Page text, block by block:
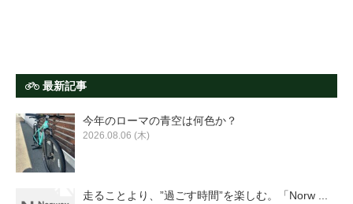
最新記事
今年のローマの青空は何色か？
2026.08.06 (木)
走ることより、”過ごす時間”を楽しむ。「Norw ...